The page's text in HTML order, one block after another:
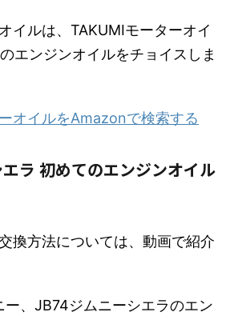
イルは、TAKUMIモーターオイ
エンジンオイルをチョイスしま
オイルをAmazonで検索する
ラ 初めてのエンジンオイル
換方法については、動画で紹介
、JB74ジムニーシエラのエン